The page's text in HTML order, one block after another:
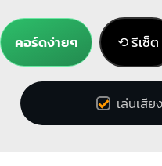
คอร์ดง่ายๆ ⟲ รีเซ็ต
เล่นเสี